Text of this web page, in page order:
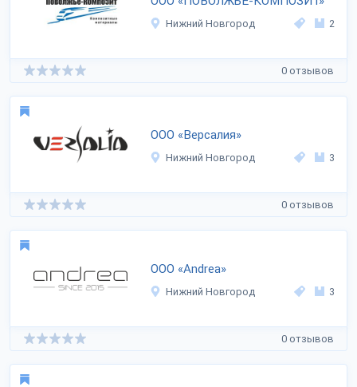
Нижний Новгород 2
0 отзывов
ООО «Версалия»
Нижний Новгород 3
0 отзывов
ООО «Andrea»
Нижний Новгород 3
0 отзывов